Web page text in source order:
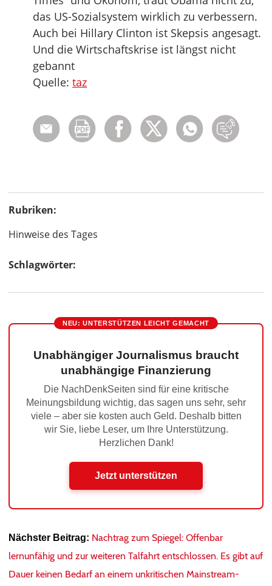
das US-Sozialsystem wirklich zu verbessern.
Auch bei Hillary Clinton ist Skepsis angesagt.
Und die Wirtschaftskrise ist längst nicht
gebannt
Quelle: taz
Rubriken:
Hinweise des Tages
Schlagwörter:
NEU: UNTERSTÜTZEN LEICHT GEMACHT
Unabhängiger Journalismus braucht
unabhängige Finanzierung
Die NachDenkSeiten sind für eine kritische
Meinungsbildung wichtig, das sagen uns sehr, sehr
viele – aber sie kosten auch Geld. Deshalb bitten
wir Sie, liebe Leser, um Ihre Unterstützung.
Herzlichen Dank!
Jetzt unterstützen
Nächster Beitrag: Nachtrag zum Spiegel: Offenbar
lernunfähig und zur weiteren Talfahrt entschlossen. Es gibt auf
Dauer keinen Bedarf an einem unkritischen Mainstream-